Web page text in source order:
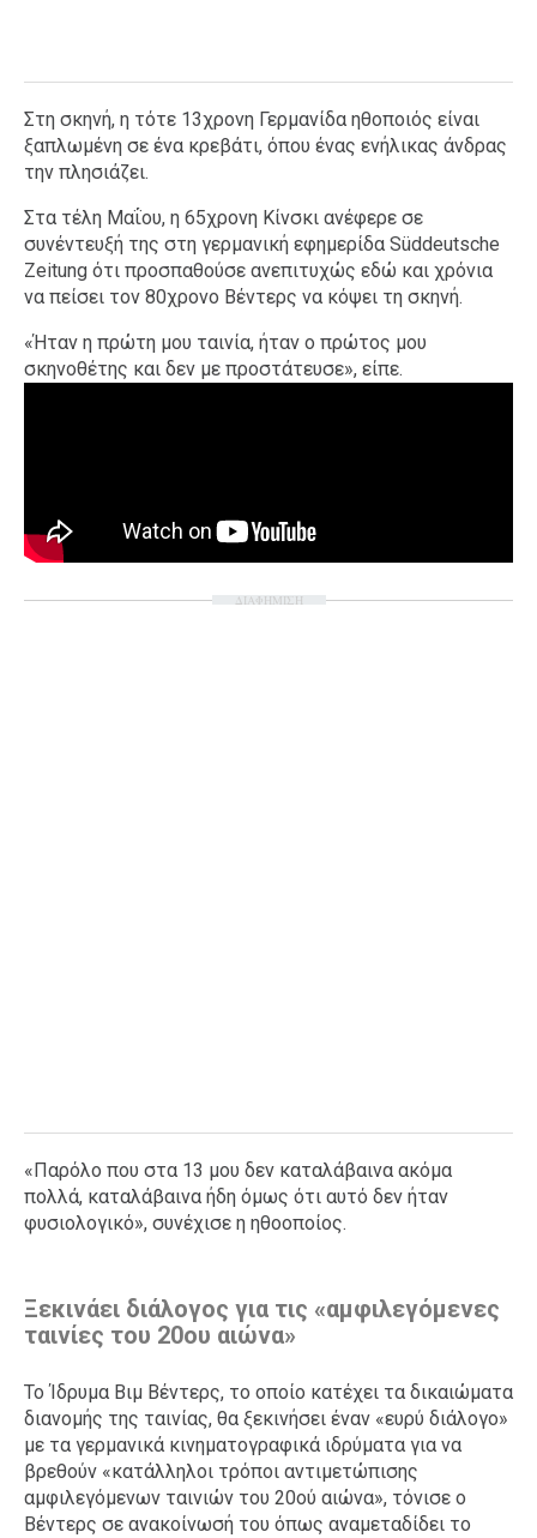
Στη σκηνή, η τότε 13χρονη Γερμανίδα ηθοποιός είναι
ξαπλωμένη σε ένα κρεβάτι, όπου ένας ενήλικας άνδρας
την πλησιάζει.
Στα τέλη Μαΐου, η 65χρονη Κίνσκι ανέφερε σε
συνέντευξή της στη γερμανική εφημερίδα Süddeutsche
Zeitung ότι προσπαθούσε ανεπιτυχώς εδώ και χρόνια
να πείσει τον 80χρονο Βέντερς να κόψει τη σκηνή.
«Ήταν η πρώτη μου ταινία, ήταν ο πρώτος μου
σκηνοθέτης και δεν με προστάτευσε», είπε.
ΔΙΑΦΗΜΙΣΗ
«Παρόλο που στα 13 μου δεν καταλάβαινα ακόμα
πολλά, καταλάβαινα ήδη όμως ότι αυτό δεν ήταν
φυσιολογικό», συνέχισε η ηθοοποίος.
Ξεκινάει διάλογος για τις «αμφιλεγόμενες
ταινίες του 20ου αιώνα»
Το Ίδρυμα Βιμ Βέντερς, το οποίο κατέχει τα δικαιώματα
διανομής της ταινίας, θα ξεκινήσει έναν «ευρύ διάλογο»
με τα γερμανικά κινηματογραφικά ιδρύματα για να
βρεθούν «κατάλληλοι τρόποι αντιμετώπισης
αμφιλεγόμενων ταινιών του 20ού αιώνα», τόνισε ο
Βέντερς σε ανακοίνωσή του όπως αναμεταδίδει το